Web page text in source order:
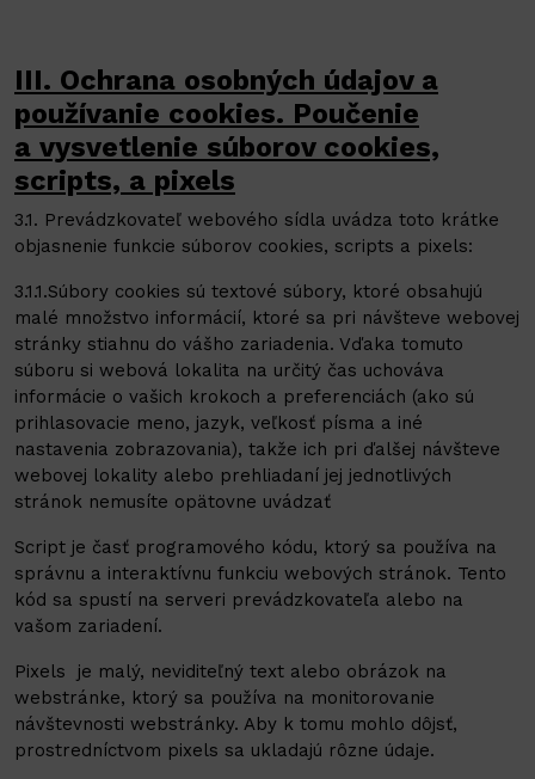
III. Ochrana osobných údajov a
používanie cookies. Poučenie
a vysvetlenie súborov cookies,
scripts, a pixels
3.1. Prevádzkovateľ webového sídla uvádza toto krátke
objasnenie funkcie súborov cookies, scripts a pixels:
3.1.1.Súbory cookies sú textové súbory, ktoré obsahujú
malé množstvo informácií, ktoré sa pri návšteve webovej
stránky stiahnu do vášho zariadenia. Vďaka tomuto
súboru si webová lokalita na určitý čas uchováva
informácie o vašich krokoch a preferenciách (ako sú
prihlasovacie meno, jazyk, veľkosť písma a iné
nastavenia zobrazovania), takže ich pri ďalšej návšteve
webovej lokality alebo prehliadaní jej jednotlivých
stránok nemusíte opätovne uvádzať
Script je časť programového kódu, ktorý sa používa na
správnu a interaktívnu funkciu webových stránok. Tento
kód sa spustí na serveri prevádzkovateľa alebo na
vašom zariadení.
Pixels je malý, neviditeľný text alebo obrázok na
webstránke, ktorý sa používa na monitorovanie
návštevnosti webstránky. Aby k tomu mohlo dôjsť,
prostredníctvom pixels sa ukladajú rôzne údaje.